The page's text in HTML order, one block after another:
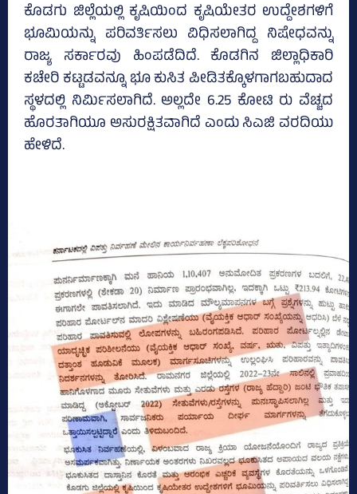
ಕೊಡಗು ಜಿಲ್ಲೆಯಲ್ಲಿ ಕೃಷಿಯಿಂದ ಕೃಷಿಯೇತರ ಉದ್ದೇಶಗಳಿಗೆ
ಭೂಮಿಯನ್ನು ಪರಿವರ್ತಿಸಲು ವಿಧಿಸಲಾಗಿದ್ದ ನಿಷೇಧವನ್ನು
ರಾಜ್ಯ ಸರ್ಕಾರವು ಹಿಂಪಡೆದಿದೆ. ಕೊಡಗಿನ ಜಿಲ್ಲಾಧಿಕಾರಿ
ಕಚೇರಿ ಕಟ್ಟಡವನ್ನೂ ಭೂ ಕುಸಿತ ಪೀಡಿತಕ್ಕೊಳಗಾಗಬಹುದಾದ
ಸ್ಥಳದಲ್ಲಿ ನಿರ್ಮಿಸಲಾಗಿದೆ. ಅಲ್ಲದೇ 6.25 ಕೋಟಿ ರು ವೆಚ್ಚದ
ಹೊರತಾಗಿಯೂ ಅಸುರಕ್ಷಿತವಾಗಿದೆ ಎಂದು ಸಿಎಜಿ ವರದಿಯು
ಹೇಳಿದೆ.